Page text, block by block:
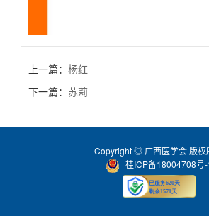
上一篇： 杨红
下一篇： 苏莉
Copyright ◎ 广西医学会 版权
桂ICP备18004708号-